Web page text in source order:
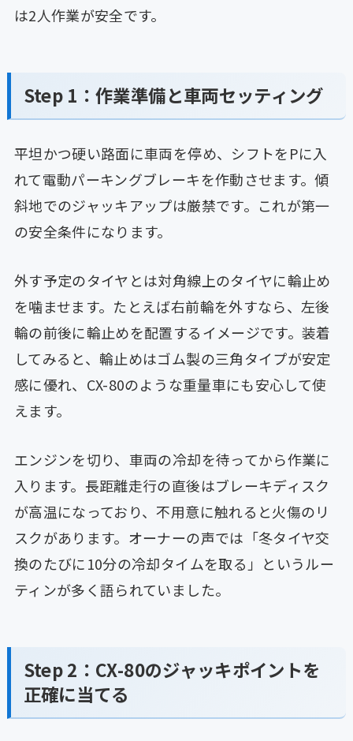
は2人作業が安全です。
Step 1：作業準備と車両セッティング
平坦かつ硬い路面に車両を停め、シフトをPに入
れて電動パーキングブレーキを作動させます。傾
斜地でのジャッキアップは厳禁です。これが第一
の安全条件になります。
外す予定のタイヤとは対角線上のタイヤに輪止め
を噛ませます。たとえば右前輪を外すなら、左後
輪の前後に輪止めを配置するイメージです。装着
してみると、輪止めはゴム製の三角タイプが安定
感に優れ、CX-80のような重量車にも安心して使
えます。
エンジンを切り、車両の冷却を待ってから作業に
入ります。長距離走行の直後はブレーキディスク
が高温になっており、不用意に触れると火傷のリ
スクがあります。オーナーの声では「冬タイヤ交
換のたびに10分の冷却タイムを取る」というルー
ティンが多く語られていました。
Step 2：CX-80のジャッキポイントを
正確に当てる